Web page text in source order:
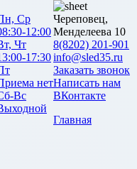
Ср
12:00
Чт
17:30
нет
Вс
Череповец,
Менделеева 10
8(8202) 201-901
info@sled35.ru
Заказать звонок
Написать нам
ВКонтакте
Главная